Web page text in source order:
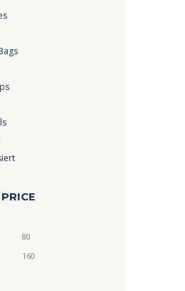
Min.
Preis